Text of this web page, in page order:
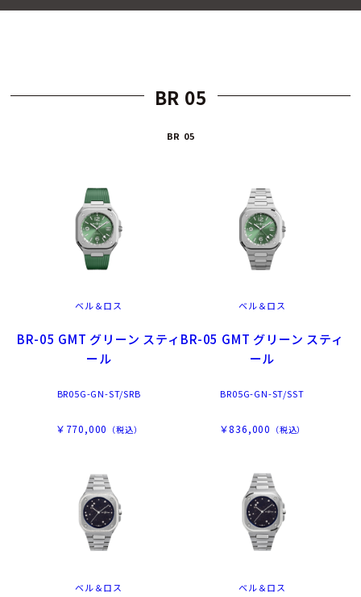
BR 05
BR 05
ベル＆ロス
BR-05 GMT グリーン スティ
ール
BR05G-GN-ST/SRB
￥770,000 （税込）
ベル＆ロス
BR-05 GMT グリーン スティ
ール
BR05G-GN-ST/SST
￥836,000 （税込）
ベル＆ロス ベル＆ロス